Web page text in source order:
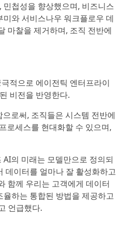
첩성을 향상했으며, 비즈니스
와 서비스나우 워크플로우 데
마찰을 제거하며, 조직 전반에
적으로 에이전틱 엔터프라이
비전을 반영한다.
로써, 조직들은 시스템 전반에
로세스를 현대화할 수 있으며,
의 미래는 모델만으로 정의되
데이터를 얼마나 잘 활성화하고
함께 우리는 고객에게 데이터
하는 통합된 방법을 제공하고
언급했다.